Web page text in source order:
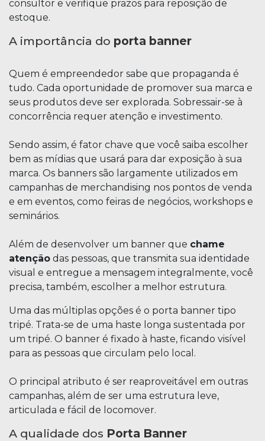
consultor e verifique prazos para reposição de
estoque.
A importância do porta banner
Quem é empreendedor sabe que propaganda é
tudo. Cada oportunidade de promover sua marca e
seus produtos deve ser explorada. Sobressair-se à
concorrência requer atenção e investimento.
Sendo assim, é fator chave que você saiba escolher
bem as mídias que usará para dar exposição à sua
marca. Os banners são largamente utilizados em
campanhas de merchandising nos pontos de venda
e em eventos, como feiras de negócios, workshops e
seminários.
Além de desenvolver um banner que chame
atenção das pessoas, que transmita sua identidade
visual e entregue a mensagem integralmente, você
precisa, também, escolher a melhor estrutura.
Uma das múltiplas opções é o porta banner tipo
tripé. Trata-se de uma haste longa sustentada por
um tripé. O banner é fixado à haste, ficando visível
para as pessoas que circulam pelo local.
O principal atributo é ser reaproveitável em outras
campanhas, além de ser uma estrutura leve,
articulada e fácil de locomover.
A qualidade dos Porta Banner